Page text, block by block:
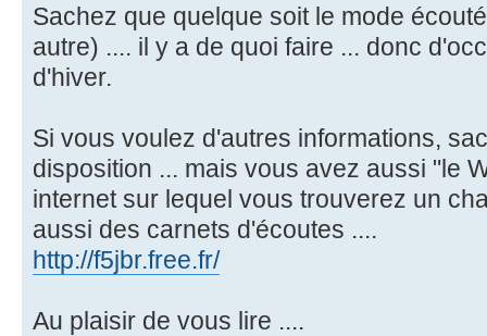
Sachez que quelque soit le mode
autre) .... il y a de quoi faire ... donc
d'hiver.
Si vous voulez d'autres informations,
disposition ... mais vous avez aussi "le
internet sur lequel vous trouverez un
aussi des carnets d'écoutes ....
http://f5jbr.free.fr/
Au plaisir de vous lire ....